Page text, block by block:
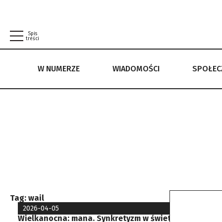
Spis
treści
W NUMERZE WIADOMOŚCI
W NUMERZE WIADOMOŚCI SPOŁECZEŃSTWO
Tag: wail
2026-04-05
Wielkanocna: mana. Synkretyzm w świetle rapa nui